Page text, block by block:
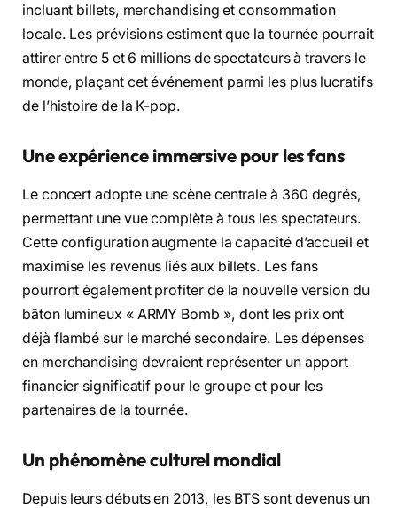
incluant billets, merchandising et consommation
locale. Les prévisions estiment que la tournée pourrait
attirer entre 5 et 6 millions de spectateurs à travers le
monde, plaçant cet événement parmi les plus lucratifs
de l’histoire de la K-pop.
Une expérience immersive pour les fans
Le concert adopte une scène centrale à 360 degrés,
permettant une vue complète à tous les spectateurs.
Cette configuration augmente la capacité d’accueil et
maximise les revenus liés aux billets. Les fans
pourront également profiter de la nouvelle version du
bâton lumineux « ARMY Bomb », dont les prix ont
déjà flambé sur le marché secondaire. Les dépenses
en merchandising devraient représenter un apport
financier significatif pour le groupe et pour les
partenaires de la tournée.
Un phénomène culturel mondial
Depuis leurs débuts en 2013, les BTS sont devenus un